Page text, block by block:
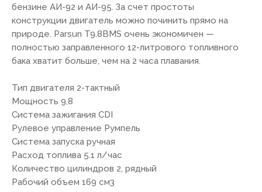
бензине АИ-92 и АИ-95. За счет простоты
конструкции двигатель можно починить прямо на
природе. Parsun T9.8BMS очень экономичен —
полностью заправленного 12-литрового топливного
бака хватит больше, чем на 2 часа плавания.
Тип двигателя 2-тактный
Мощность 9,8
Система зажигания CDI
Рулевое управление Румпель
Система запуска ручная
Расход топлива 5.1 л/час
Количество цилиндров 2, рядный
Рабочий объем 169 см3